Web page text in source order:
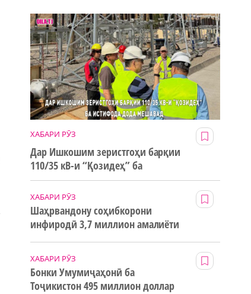
ХАБАРИ РӮЗ
Дар Ишкошим зеристгоҳи барқии
110/35 кВ-и “Қозидеҳ” ба
истифода дода мешавад
ХАБАРИ РӮЗ
Шаҳрвандону соҳибкорони
инфиродӣ 3,7 миллион амалиёти
ХАБАРИ РӮЗ
Бонки Умумиҷаҳонӣ ба
Тоҷикистон 495 миллион доллар